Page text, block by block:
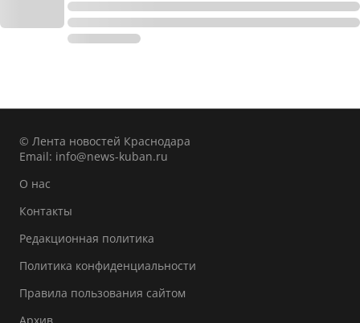
© Лента новостей Краснодара
Email: info@news-kuban.ru
О нас
Контакты
Редакционная политика
Политика конфиденциальности
Правила пользования сайтом